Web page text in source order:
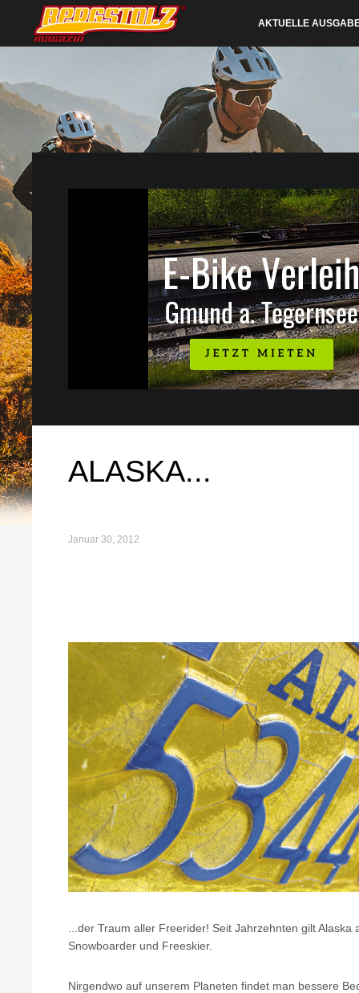
AKTUELLE
ALASKA...
Januar 30, 2012
...der Traum aller Freerider! Seit Jahrzehnten gilt Alaska
Snowboarder und Freeskier.
Nirgendwo auf unserem Planeten findet man bessere